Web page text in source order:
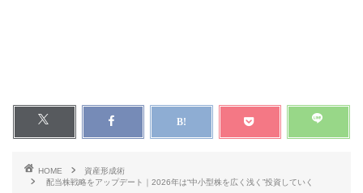
HOME
資産形成術
配当株戦略をアップデート｜2026年は“中小型株を広く浅く”投資していく